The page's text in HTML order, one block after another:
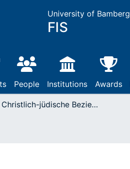
University of Bamberg
FIS
People Institutions Awards
Christlich-jüdische Beziehungen zwischen Konkurrenz, Exklusion und Kooperation : ein Kommentar